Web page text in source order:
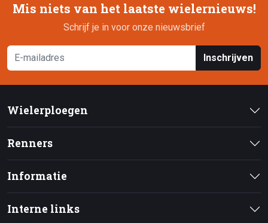
Mis niets van het laatste wielernieuws!
Schrijf je in voor onze nieuwsbrief
Inschrijven
Wielerploegen
Renners
Informatie
Interne links